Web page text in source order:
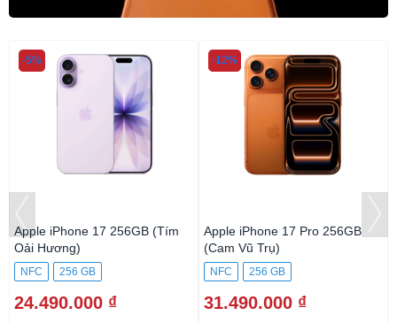
Apple iPhone 17 256GB (Tím
Oải Hương)
NFC 256 GB
24.490.000 ₫
-5%
Apple iPhone 17 Pro 256GB
(Cam Vũ Trụ)
NFC 256 GB
31.490.000 ₫
-12%